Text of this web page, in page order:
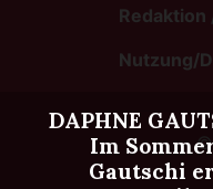
DAPHNE
Im
Gautschi
Redaktion
Nutzung/
©